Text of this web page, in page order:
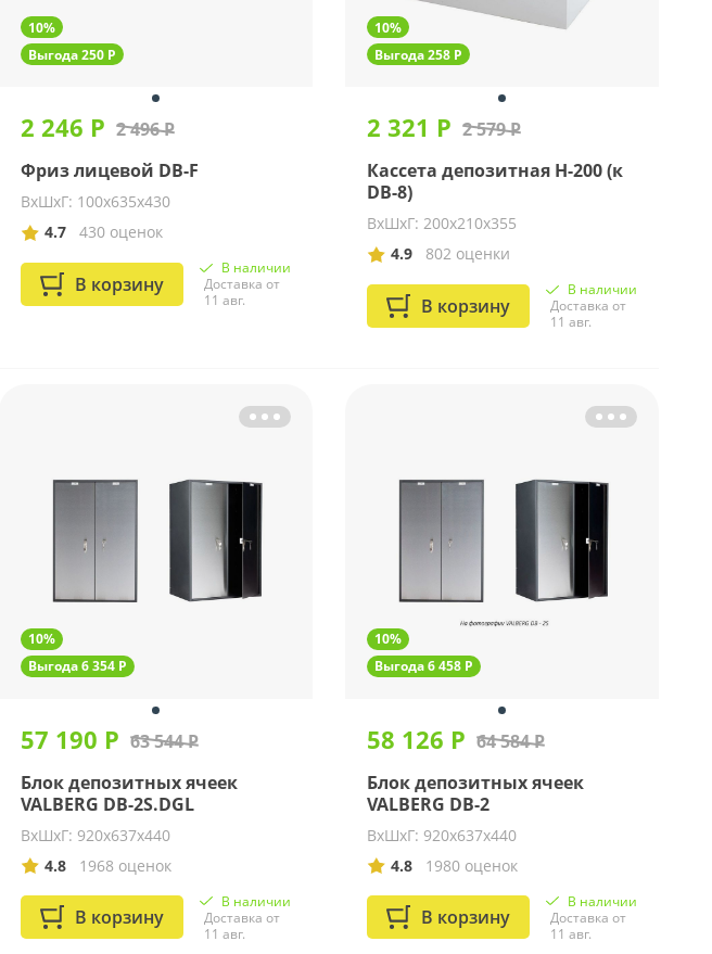
10%
Выгода 250 Р
2 246 Р 2 496 Р
Фриз лицевой DB-F
ВхШхГ: 100х635х430
4.7
430 оценок
В корзину
В наличии
Доставка от
11 авг.
10%
Выгода 258 Р
2 321 Р 2 579 Р
Кассета депозитная Н-200 (к
DB-8)
ВхШхГ: 200х210х355
4.9
802 оценки
В корзину
В наличии
Доставка от
11 авг.
10%
Выгода 6 354 Р
57 190 Р 63 544 Р
Блок депозитных ячеек
VALBERG DB-2S.DGL
ВхШхГ: 920х637х440
4.8
1968 оценок
В корзину
В наличии
Доставка от
11 авг.
10%
Выгода 6 458 Р
58 126 Р 64 584 Р
Блок депозитных ячеек
VALBERG DB-2
ВхШхГ: 920х637х440
4.8
1980 оценок
В корзину
В наличии
Доставка от
11 авг.